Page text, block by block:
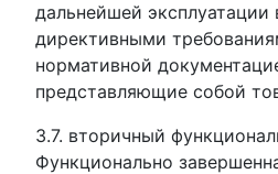
дальнейшей эксплуатации
директивными
нормативной
представляющие собой
3.7. вторичный
Функционально